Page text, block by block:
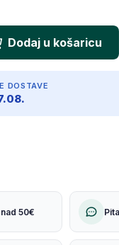
DOSTAVE
50€